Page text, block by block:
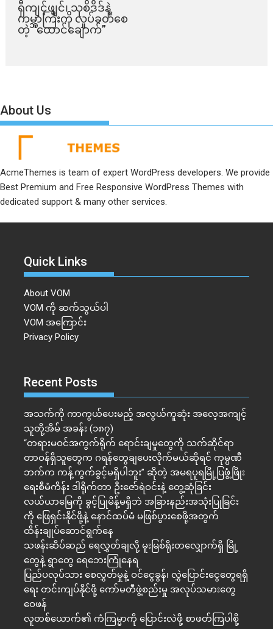
ရှီကျင့်ဖျင်၊ သုစိဒိဒ်နဲ့
ကမ္ဘာကြီးကို လှုပ်ခတ်စေ
တဲ့ “ထောင်ချောက်”
About Us
AcmeThemes is team of expert WordPress developers. We provide
Best Premium and Free Responsive WordPress Themes with
dedicated support & many other services.
Quick Links
About VOM
VOM ကို ဆက်သွယ်ပါ
VOM အကြောင်း
Privacy Policy
Recent Posts
အသက်ကို ကာကွယ်ပေးမည့် အလွယ်ကူဆုံး အလေ့အကျင့်
သူတို့အိမ် အခန်း (၁၈၇)
“တရားမဝင်အကွက်ရိုက် ရောင်းချမှုတွေကို သက်ဆိုင်ရာ
တာဝန်ရှိသူတွေက ဂရန်တွေချပေးလိုက်မယ်ဆိုရင် ကုမ္ပဏီ
ဘက်က ကန့်ကွက်ခွင့်မရှိပါဘူး” ဆိုတဲ့ အမရပူရမြို့ပြဖွံ့ဖြိုး
ရေးစီမံကိန်း ဒါရိုက်တာ ဦးဇော်ရဲဝင်းနဲ့ တွေ့ဆုံခြင်း
လယ်ယာမြေကို ခွင့်ပြုမိန့်မရှိဘဲ အခြားနည်းအသုံးပြုခြင်း
ကို ဖြေရှင်းနိုင်ဖို့နဲ့ နောင်ထပ်မံ မဖြစ်ပွားစေဖို့အတွက်
ထိန်းချုပ်ဆောင်ရွက်နေ
သဖန်းဆိပ်ဆည် ရေလွှတ်ချလို့ မူးမြစ်ရိုးတလျှောက်ရှိ မြို့
တွေနဲ့ ရွာတွေ ရေဘေးကြုံနေရ
ပြည်ပလုပ်သား စေလွှတ်မှုနဲ့ ဝင်ငွေခွန်၊ လွှဲပြောင်းငွေတွေရရှိ
ရေး တင်းကျပ်နိုင်ဖို့ ကော်မတီဖွဲ့စည်းမှု အလုပ်သမားတွေ
ဝေဖန်
လူတစ်ယောက်၏ ကံကြမ္မာကို ပြောင်းလဲဖို့ စာဖတ်ကြပါစို့